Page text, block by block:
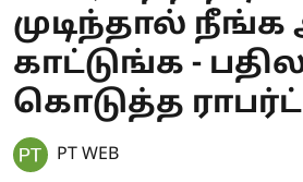
முடிந்தால் நீங்க
காட்டுங்க -
கொடுத்த
PT WEB